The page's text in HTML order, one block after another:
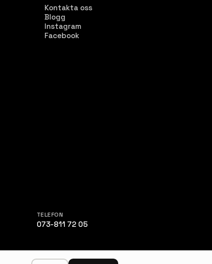
Kontakta oss
Blogg
Instagram
Facebook
TELEFON
073-811 72 05